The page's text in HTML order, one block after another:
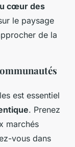
cœur des
le paysage
de la
est essentiel
. Prenez
marchés
vous dans